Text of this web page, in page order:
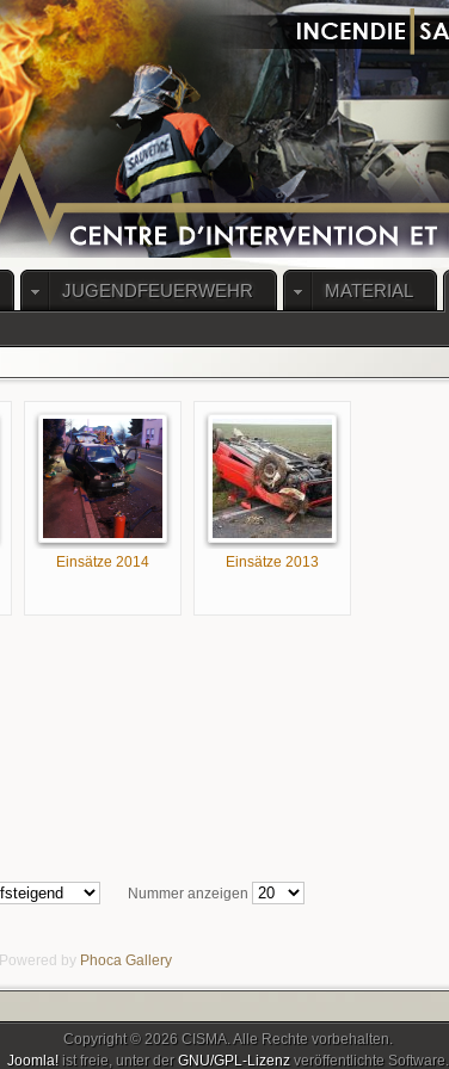
JUGENDFEUERWEHR MATERIAL
Einsätze 2014 Einsätze 2013
Nummer anzeigen
Powered by Phoca Gallery
Copyright © 2026 CISMA. Alle Rechte vorbehalten.
Joomla! ist freie, unter derGNU/GPL-Lizenz veröffentlichte Software.